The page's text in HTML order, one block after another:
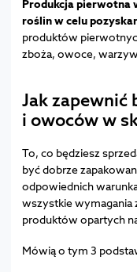
Produkcja pierwotna
roślin w celu
produktów
zboża, owoce,
Jak zapewnić
i owoców w
To, co będziesz
być dobrze
odpowiednich
wszystkie wymagania
produktów opartych
Mówią o tym 3